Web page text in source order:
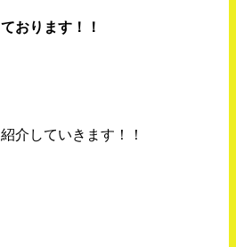
おります！！
介していきます！！